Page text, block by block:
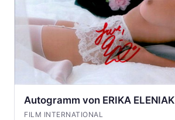
Autogramm von ERIKA ELENIAK
FILM INTERNATIONAL